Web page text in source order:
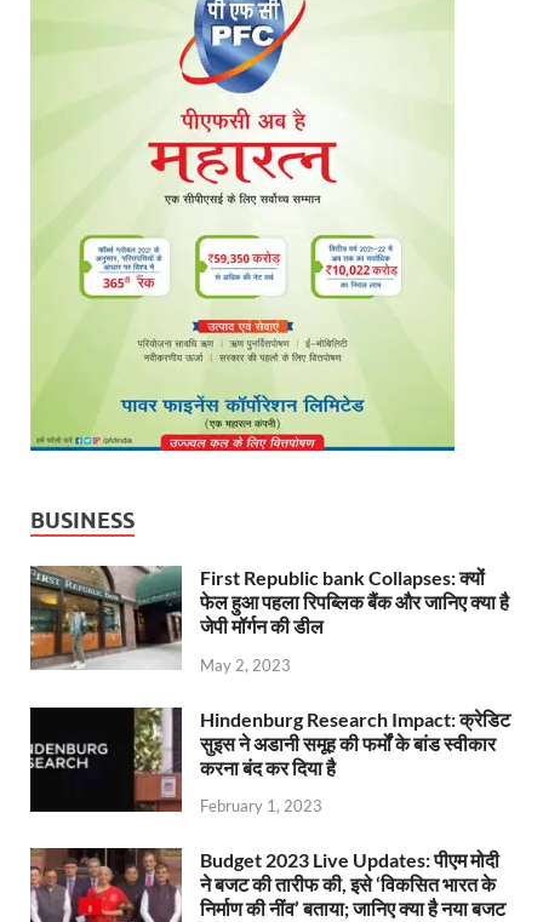
BUSINESS
First Republic bank Collapses: क्यों
फेल हुआ पहला रिपब्लिक बैंक और जानिए क्या है
जेपी मॉर्गन की डील
May 2, 2023
Hindenburg Research Impact: क्रेडिट
सुइस ने अडानी समूह की फर्मों के बांड स्वीकार
करना बंद कर दिया है
February 1, 2023
Budget 2023 Live Updates: पीएम मोदी
ने बजट की तारीफ की, इसे ‘विकसित भारत के
निर्माण की नींव’ बताया; जानिए क्या है नया बजट